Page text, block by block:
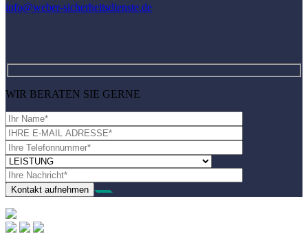
info@weber-sicherheitsdienste.de
WIR BERATEN SIE GERNE